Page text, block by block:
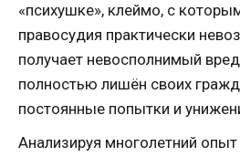
«психушке», клеймо, с
правосудия практически
получает невосполнимый
полностью лишён своих
постоянные попытки и
Анализируя многолетний